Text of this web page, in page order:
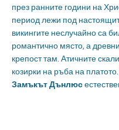
през ранните години на
период лежи под
викингите неслучайно са
романтично място, а
крепост там. Атичните
козирки на ръба на
Замъкът Дънлюс